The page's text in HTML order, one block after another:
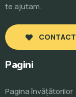
te ajutam.
CONTACT
Pagini
Pagina învăţătorilor